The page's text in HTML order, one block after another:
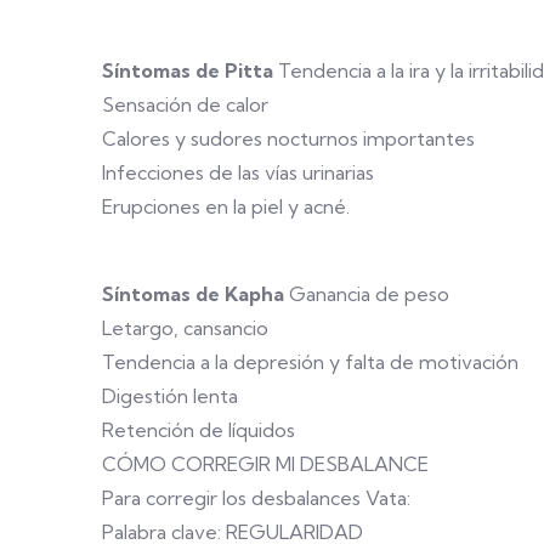
Síntomas de Pitta Tendencia a la ira y la
Sensación de calor
Calores y sudores nocturnos importantes
Infecciones de las vías urinarias
Erupciones en la piel y acné.
Síntomas de Kapha Ganancia de peso
Letargo, cansancio
Tendencia a la depresión y falta de motivación
Digestión lenta
Retención de líquidos
CÓMO CORREGIR MI DESBALANCE
Para corregir los desbalances Vata:
Palabra clave: REGULARIDAD